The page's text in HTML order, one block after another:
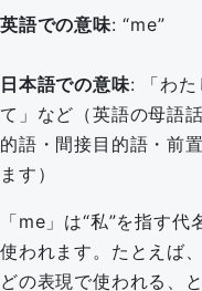
英語での意味: “me”
日本語での意味: 「わた
て」など（英語の母語
的語・間接目的語・前
ます）
「me」は“私”を指す
使われます。たとえば
どの表現で使われる、